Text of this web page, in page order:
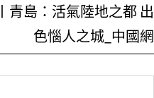
青島：活氣陸地之都 出
色惱人之城_中國網